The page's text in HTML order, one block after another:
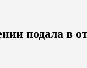
подала в